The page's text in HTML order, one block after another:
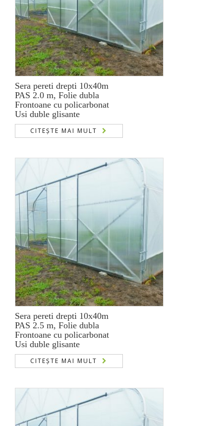
Sera pereti drepti 10x40m
PAS 2.0 m, Folie dubla
Frontoane cu policarbonat
Usi duble glisante
CITEȘTE MAI MULT
Sera pereti drepti 10x40m
PAS 2.5 m, Folie dubla
Frontoane cu policarbonat
Usi duble glisante
CITEȘTE MAI MULT